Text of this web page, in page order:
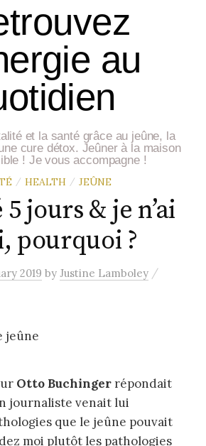
au
et la santé grâce au jeûne, la
cure détox. Jeûner à la maison
! Je vous accompagne !
/ HEALTH / JEÛNE
5 jours & je n’ai
pourquoi ?
2019 by Justine Lamboley /
Otto Buchinger répondait
journaliste venait lui
que le jeûne pouvait
moi plutôt les pathologies